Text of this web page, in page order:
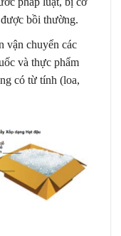
bồi thường.
vận chuyển các
và thực phẩm
có từ tính (loa,